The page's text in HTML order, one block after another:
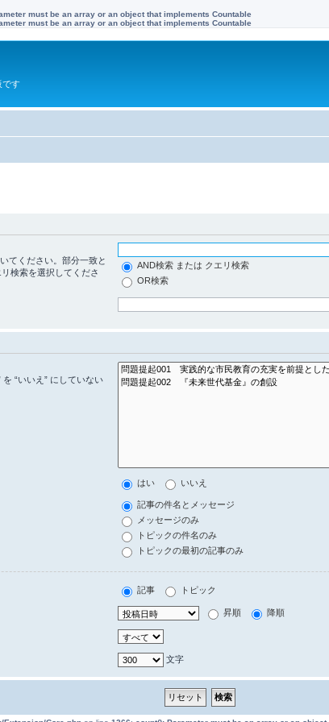
must be an array or an object that implements Countable
must be an array or an object that implements Countable
す
てください。部分一致と
検索を選択してくださ
AND検索 または クエリ検索
OR検索
“いいえ” にしていない
はい いいえ
記事の件名とメッセージ
メッセージのみ
トピックの件名のみ
トピックの最初の記事のみ
記事 トピック
昇順 降順
文字